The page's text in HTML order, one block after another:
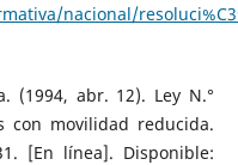
nacional/
(1994, abr. 12). Ley N.°
con movilidad reducida.
[En línea]. Disponible: